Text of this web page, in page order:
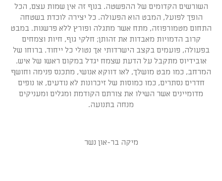
השורשים הקדומים של ההפשטה. בנוף זה אין שמות עצם, הכל
הופך לפועל, המבט הוא הפעולה. כל יצירה לוכדת בשטחה
התחום מטמורפוזה, מתח אשר מתגלה ופורץ ללא פרשנות. במבט
קרוב הדמויות מאבדות את זהותן; חלקי גוף, חיות וצמחים
בפעולה, פועמים בקצב הישרדותי אך נטולי כל ייחוד. ברוחו של
אובידיוס מתקבל על הדעת שצמח יגדל במקום ראשו של איש.
המרחב, כמו מבט מושלך, לאו דווקא אנושי, מתכנס פנימה וחושף
חדרים נסתרים, כמו כמוסות של זיכרונות לא נודעים, או נופים
מדומיינים אשר השילו את צורתם הקודמת ומגלים ומעניקים
מנחה בתנועה.
מיקה בר-און נשר